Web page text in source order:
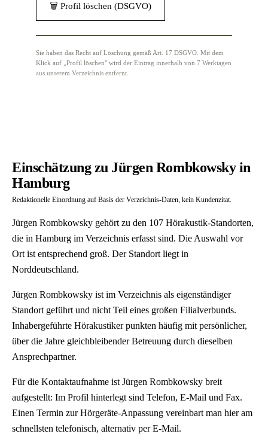
🗑 Profil löschen (DSGVO)
Sie haben das Recht auf Löschung gemäß Art. 17 DSGVO. Mit dem
Klick auf „Profil löschen" wird der Eintrag innerhalb von 7 Werktagen
aus unserem Verzeichnis entfernt.
Einschätzung zu Jürgen Rombkowsky in
Hamburg
Redaktionelle Einordnung auf Basis der Verzeichnis-Daten, kein Kundenzitat.
Jürgen Rombkowsky gehört zu den 107 Hörakustik-Standorten,
die in Hamburg im Verzeichnis erfasst sind. Die Auswahl vor
Ort ist entsprechend groß. Der Standort liegt in
Norddeutschland.
Jürgen Rombkowsky ist im Verzeichnis als eigenständiger
Standort geführt und nicht Teil eines großen Filialverbunds.
Inhabergeführte Hörakustiker punkten häufig mit persönlicher,
über die Jahre gleichbleibender Betreuung durch dieselben
Ansprechpartner.
Für die Kontaktaufnahme ist Jürgen Rombkowsky breit
aufgestellt: Im Profil hinterlegt sind Telefon, E-Mail und Fax.
Einen Termin zur Hörgeräte-Anpassung vereinbart man hier am
schnellsten telefonisch, alternativ per E-Mail.